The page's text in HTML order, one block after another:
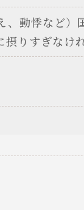
動悸など）
りすぎなけ